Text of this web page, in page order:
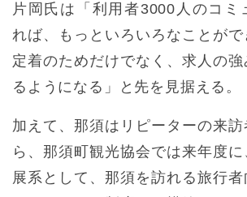
片岡氏は「利用者3000人のコミ
れば、もっといろいろなことが
定着のためだけでなく、求人の強
るようになる」と先を見据える。
加えて、那須はリピーターの来
ら、那須町観光協会では来年度
展系として、那須を訪れる旅行